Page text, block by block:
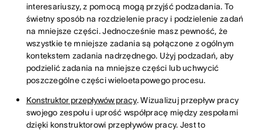
interesariuszy, z pomocą mogą przyjść podzadania. To
świetny sposób na rozdzielenie pracy i podzielenie zadań
na mniejsze części. Jednocześnie masz pewność, że
wszystkie te mniejsze zadania są połączone z ogólnym
kontekstem zadania nadrzędnego. Użyj podzadań, aby
podzielić zadania na mniejsze części lub uchwycić
poszczególne części wieloetapowego procesu.
Konstruktor przepływów pracy. Wizualizuj przepływ pracy
swojego zespołu i uprość współpracę między zespołami
dzięki konstruktorowi przepływów pracy. Jest to